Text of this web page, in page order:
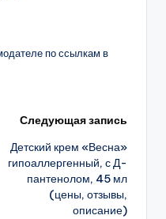
по ссылкам в
Следующая запись
Детский крем «Весна»
гипоаллергенный, с Д-
пантенолом, 45 мл
(цены, отзывы,
описание)